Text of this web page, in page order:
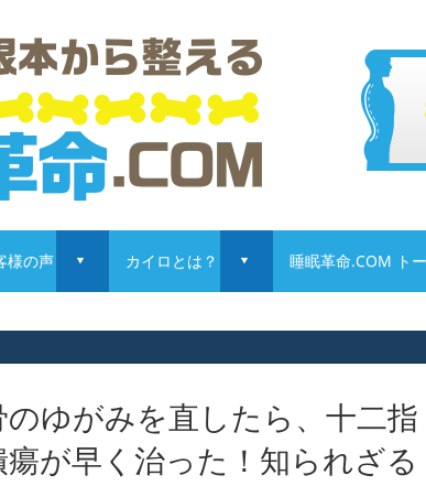
様の声 d カイロとは？ d 睡眠革命.COM ト
のゆがみを直したら、十二指
瘍が早く治った！知られざる